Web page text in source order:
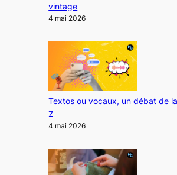
vintage
4 mai 2026
Textos ou vocaux, un débat de
Z
4 mai 2026